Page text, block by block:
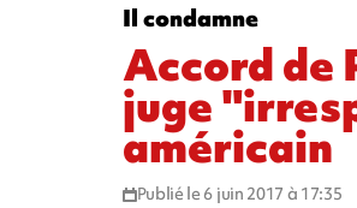
Il condamne
Accord de
juge
américain
Publié le 6 juin 2017 à 17:35